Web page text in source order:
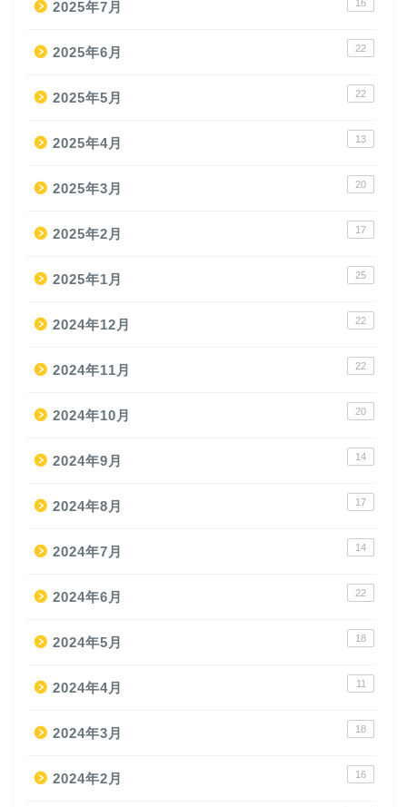
2025年7月 16
2025年6月 22
2025年5月 22
2025年4月 13
2025年3月 20
2025年2月 17
2025年1月 25
2024年12月 22
2024年11月 22
2024年10月 20
2024年9月 14
2024年8月 17
2024年7月 14
2024年6月 22
2024年5月 18
2024年4月 11
2024年3月 18
2024年2月 16